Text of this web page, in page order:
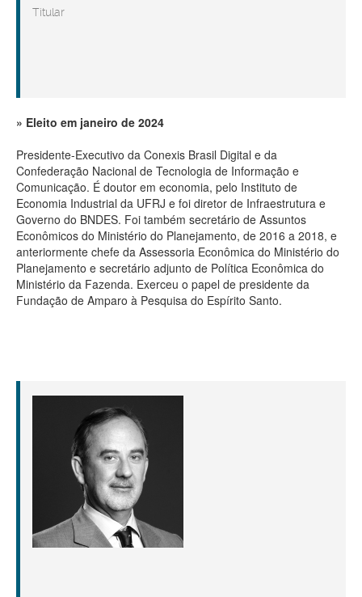
Titular
Eleito em janeiro de 2024
Presidente-Executivo da Conexis Brasil Digital e da
Confederação Nacional de Tecnologia de Informação e
Comunicação. É doutor em economia, pelo Instituto de
Economia Industrial da UFRJ e foi diretor de Infraestrutura e
Governo do BNDES. Foi também secretário de Assuntos
Econômicos do Ministério do Planejamento, de 2016 a 2018, e
anteriormente chefe da Assessoria Econômica do Ministério do
Planejamento e secretário adjunto de Política Econômica do
Ministério da Fazenda. Exerceu o papel de presidente da
Fundação de Amparo à Pesquisa do Espírito Santo.